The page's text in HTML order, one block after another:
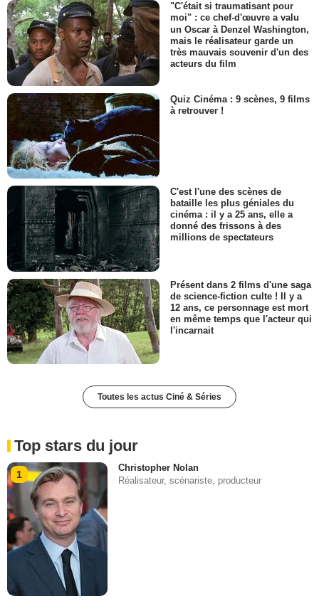
"C'était si traumatisant pour
moi" : ce chef-d'œuvre a valu
un Oscar à Denzel Washington,
mais le réalisateur garde un
très mauvais souvenir d'un des
acteurs du film
Quiz Cinéma : 9 scènes, 9 films
à retrouver !
C'est l'une des scènes de
bataille les plus géniales du
cinéma : il y a 25 ans, elle a
donné des frissons à des
millions de spectateurs
Présent dans 2 films d'une saga
de science-fiction culte ! Il y a
12 ans, ce personnage est mort
en même temps que l'acteur qui
l'incarnait
Toutes les actus Ciné & Séries
Top stars du jour
1
Christopher Nolan
Réalisateur, scénariste, producteur